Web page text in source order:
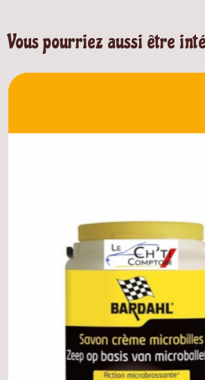
Vous pourriez aussi être